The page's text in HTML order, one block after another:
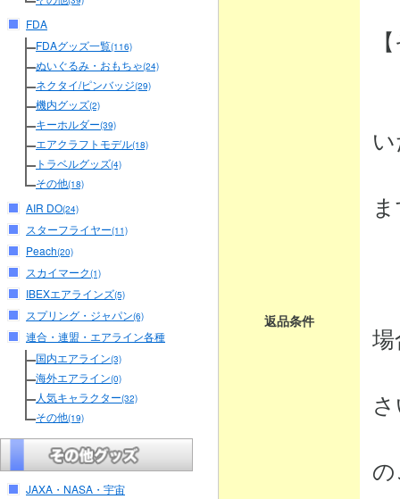
FDA
FDAグッズ一覧(116)
ぬいぐるみ・おもちゃ(24)
ネクタイ/ピンバッジ(29)
機内グッズ(2)
キーホルダー(39)
エアクラフトモデル(18)
トラベルグッズ(4)
その他(18)
AIR DO(24)
スターフライヤー(11)
Peach(20)
スカイマーク(1)
IBEXエアラインズ(5)
スプリング・ジャパン(6)
連合・連盟・エアライン各種
国内エアライン(3)
海外エアライン(0)
人気キャラクター(32)
その他(19)
JAXA・NASA・宇宙
返品条件